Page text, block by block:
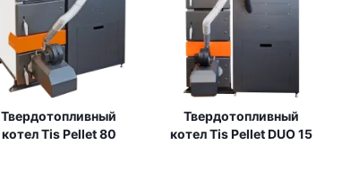
Твердотопливный
котел Tis Pellet 80
Твердотопливный
котел Tis Pellet DUO 15